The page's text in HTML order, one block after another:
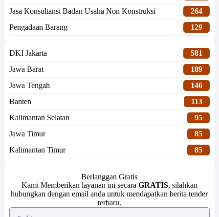
Jasa Konsultansi Badan Usaha Non Konstruksi
264
Pengadaan Barang
129
DKI Jakarta
581
Jawa Barat
189
Jawa Tengah
146
Banten
113
Kalimantan Selatan
95
Jawa Timur
85
Kalimantan Timur
85
Berlanggan Gratis
Kami Memberikan layanan ini secara GRATIS, silahkan
hubungkan dengan email anda untuk mendapatkan berita tender
terbaru.